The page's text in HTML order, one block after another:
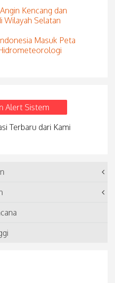
Kencang dan
Wilayah Selatan
Masuk Peta
Alert Sistem
Terbaru dari Kami